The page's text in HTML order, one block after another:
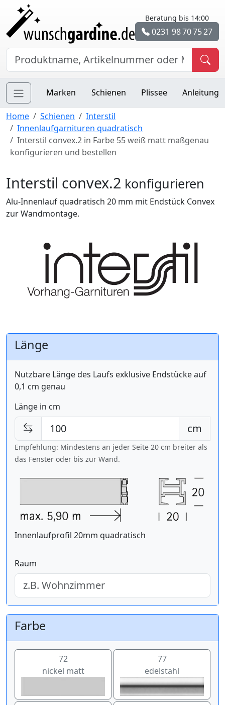
Beratung bis 14:00
0231 98 70 75 27
Marken Schienen Plissee Anleitung
Home Schienen
Interstil
Innenlaufgarnituren quadratisch
Interstil convex.2 in Farbe 55 weiß matt maßgenau
konfigurieren und bestellen
Interstil convex.2 konfigurieren
Alu-Innenlauf quadratisch 20 mm mit Endstück Convex
zur Wandmontage.
Länge
Nutzbare Länge des Laufs exklusive Endstücke auf
0,1 cm genau
Länge in cm
cm
Empfehlung: Mindestens an jeder Seite 20 cm breiter als
das Fenster oder bis zur Wand.
Innenlaufprofil 20mm quadratisch
Raum
Farbe
72
nickel matt
77
edelstahl